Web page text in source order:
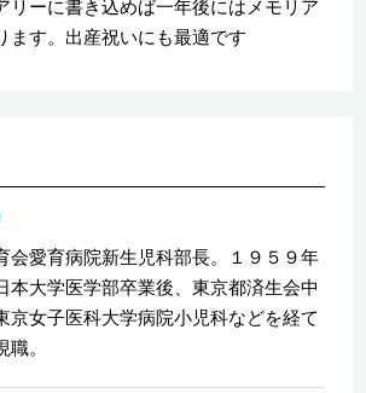
リーに書き込めば一年後にはメモリア
ます。出産祝いにも最適です
会愛育病院新生児科部長。１９５９年
本大学医学部卒業後、東京都済生会中
京女子医科大学病院小児科などを経て
。